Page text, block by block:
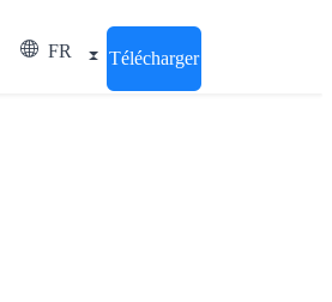
FR Télécharger